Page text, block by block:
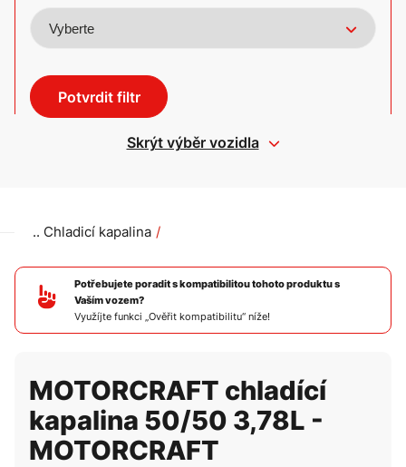
Potvrdit filtr
Skrýt výběr vozidla
Chladicí kapalina
Potřebujete poradit s kompatibilitou tohoto produktu s
Vaším vozem?
Využíjte funkci „Ověřit kompatibilitu“ níže!
MOTORCRAFT chladící
kapalina 50/50 3,78L -
MOTORCRAFT